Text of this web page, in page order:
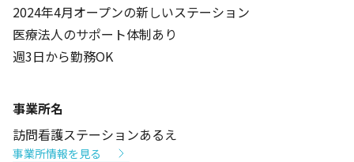
2024年4月オープンの新しいステーション
医療法人のサポート体制あり
週3日から勤務OK
事業所名
訪問看護ステーションあるえ
事業所情報を見る